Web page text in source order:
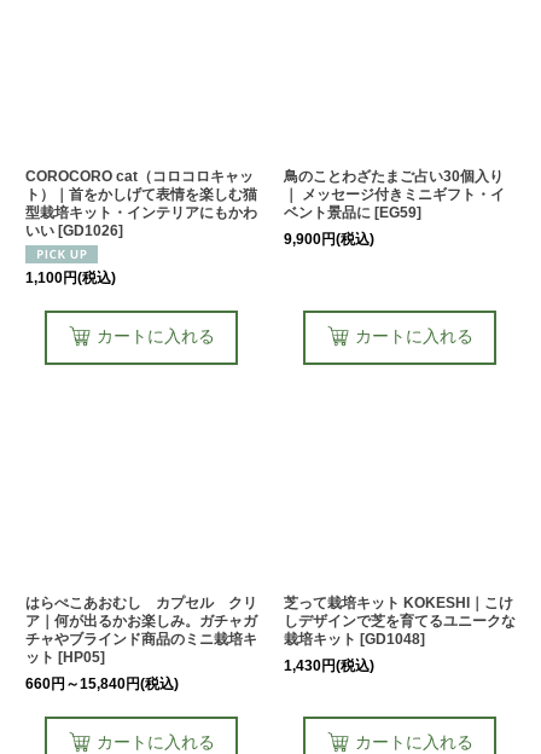
COROCORO cat（コロコロキャッ
ト）｜首をかしげて表情を楽しむ猫
型栽培キット・インテリアにもかわ
いい [GD1026]
1,100円(税込)
カートに入れる
鳥のことわざたまご占い30個入り
｜ メッセージ付きミニギフト・イ
ベント景品に [EG59]
9,900円(税込)
カートに入れる
はらぺこあおむし カプセル クリ
ア｜何が出るかお楽しみ。ガチャガ
チャやブラインド商品のミニ栽培キ
ット [HP05]
660円 ～15,840円(税込)
カートに入れる
芝って栽培キット KOKESHI｜こけ
しデザインで芝を育てるユニークな
栽培キット [GD1048]
1,430円(税込)
カートに入れる